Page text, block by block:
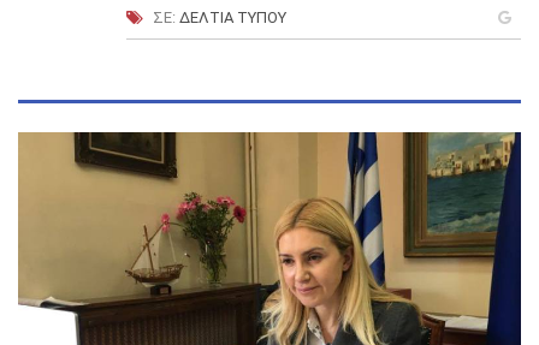
ΣΕ: ΔΕΛΤΊΑ ΤΎΠΟΥ